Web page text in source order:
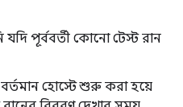
পূর্ববর্তী কোনো টেস্ট রান
বর্তমান হোস্টে শুরু করা হয়ে